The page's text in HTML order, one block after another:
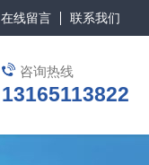
在线留言 联系我们
咨询热线
13165113822